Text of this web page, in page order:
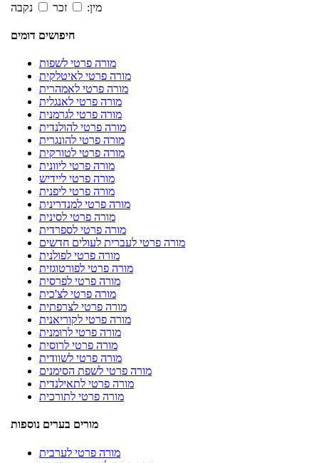
מין:
זכר נקבה
חיפושים דומים
מורה פרטי לשפות
מורה פרטי לאיטלקית
מורה פרטי לאמהרית
מורה פרטי לאנגלית
מורה פרטי לגרמנית
מורה פרטי להולנדית
מורה פרטי להונגרית
מורה פרטי לטורקית
מורה פרטי ליוונית
מורה פרטי ליידיש
מורה פרטי ליפנית
מורה פרטי למנדרינית
מורה פרטי לסינית
מורה פרטי לספרדית
מורה פרטי לעברית לעולים חדשים
מורה פרטי לפולנית
מורה פרטי לפורטוגזית
מורה פרטי לפרסית
מורה פרטי לצ'כית
מורה פרטי לצרפתית
מורה פרטי לקוריאנית
מורה פרטי לרומנית
מורה פרטי לרוסית
מורה פרטי לשוודית
מורה פרטי לשפת הסימנים
מורה פרטי לתאילנדית
מורה פרטי לתורכית
מורים בערים נוספות
מורה פרטי לערבית